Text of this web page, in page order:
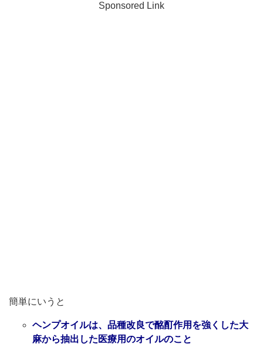
Sponsored Link
簡単にいうと
ヘンプオイルは、品種改良で酩酊作用を強くした大
麻から抽出した医療用のオイルのこと